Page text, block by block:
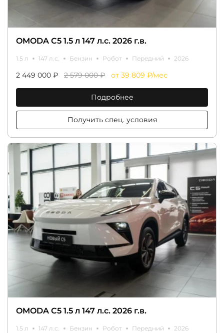
OMODA C5 1.5 л 147 л.с. 2026 г.в.
1.5 л 147 л.с. Бензин Робот Передний 2026
2 449 000 ₽ 2 579 000 ₽ от 39 809 ₽/мес
Подробнее
Получить спец. условия
OMODA C5 1.5 л 147 л.с. 2026 г.в.
1.5 л 147 л.с. Бензин Робот Передний 2026